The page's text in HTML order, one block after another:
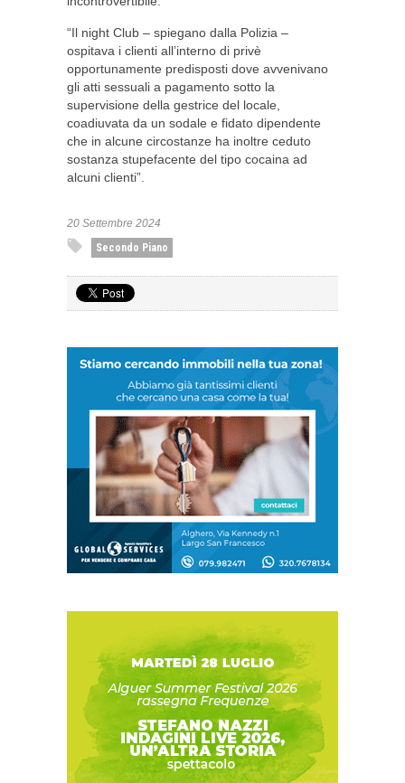
“Il night Club – spiegano dalla Polizia –
ospitava i clienti all’interno di privè
opportunamente predisposti dove avvenivano
gli atti sessuali a pagamento sotto la
supervisione della gestrice del locale,
coadiuvata da un sodale e fidato dipendente
che in alcune circostanze ha inoltre ceduto
sostanza stupefacente del tipo cocaina ad
alcuni clienti”.
20 Settembre 2024
Secondo Piano